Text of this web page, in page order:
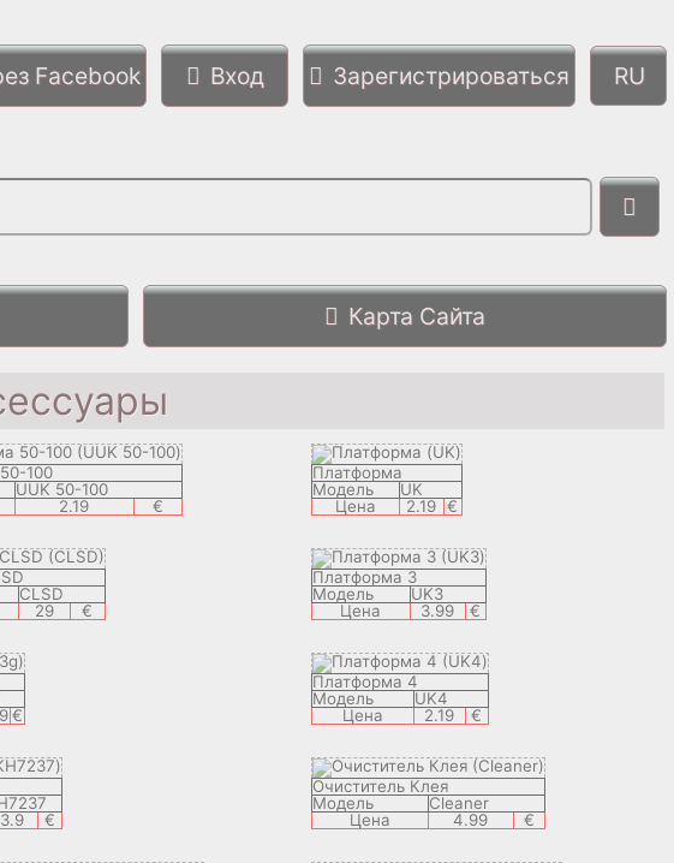
Facebook Вход Зарегистрироваться
Карта Сайта
100
UUK 50-100
2.19 €
Платформа
Модель
UK
Цена
2.19 €
CLSD
29 €
Платформа 3
Модель
UK3
Цена
3.99 €
€
Платформа 4
Модель
UK4
Цена
2.19 €
€
Очиститель Клея
Модель
Сleaner
Цена
4.99 €